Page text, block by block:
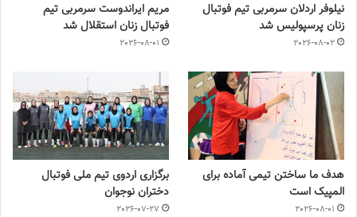
نیلوفر اردلان سرمربی تیم فوتبال
زنان پرسپولیس شد
2026-08-02
مریم ایراندوست سرمربی تیم
فوتبال زنان استقلال شد
2026-08-01
هدف ما ساختن تیمی آماده برای
المپیک است
2026-08-01
برگزاری اردوی تیم ملی فوتبال
دختران نوجوان
2026-07-27